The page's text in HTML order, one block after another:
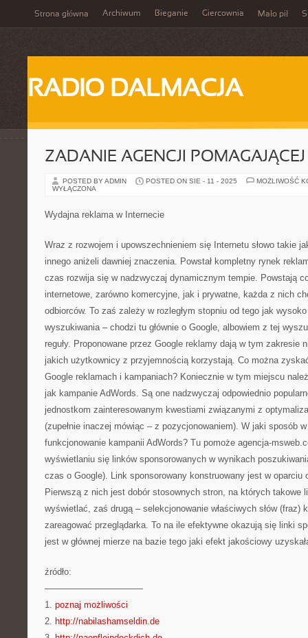
Strona główna Archiwum Bieganie Giercownia Mało pił
RADIO DALMACJA
ZADANIE AGENCJI
POSTED BY ADMIN POSTED ON SIE - 11 - 2025
MOŻLIWOŚĆ
WYŁĄCZONA
Wydajna reklama w Internecie
Wraz z rozwojem i upowszechnieniem się Internetu słowo takie
innego aniżeli dawniej znaczenia. Powstał kompletny rynek
czas rozwija się w nadzwyczaj dynamicznym tempie. Powstają
internetowe, zarówno komercyjne, jak i prywatne, każda z nich
odbiorców. To zaś zależy w rozległym stopniu od tego jak
wyszukiwania – chodzi tu głównie o Google, albowiem z tej
reguły. Proponowane przez Google reklamy dają w tym zakresie
jakich użytkownicy z przyjemnością korzystają. Co można
Google reklamach i kampaniach? Koniecznie w tym miejscu
jak kampanie AdWords. Są one nadzwyczaj odpowiednio
jednostkom zainteresowanym kwestiami związanymi z
(zupełnie inaczej mówiąc – z pozycjonowaniem). W jaki sposób
funkcjonowanie kampanii AdWords? Tu pomoże agencja-
wyświetlaniu się linków sponsorowanych w wynikach
czas o Google). Link sponsorowany konstruowany jest w oparciu
Pierwszą z nich jest dobór stosownych stron, na których takowe
wyświetlać, zaś drugą – selekcjonowanie właściwych słów (fraz)
zareagować przeglądarka. To na ile efektywne okazują się linki
jest w głównej mierze na bazie tego jaki efekt jakościowy
źródło:
———————————
1. poznaj możliwości
2. http://nabilashamseldin.de